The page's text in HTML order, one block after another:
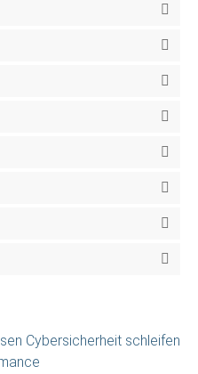
Cybersicherheit schleifen